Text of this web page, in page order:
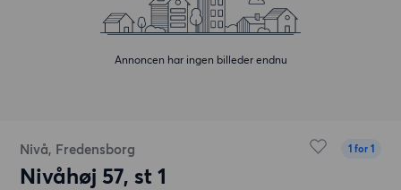
Annoncen har ingen billeder endnu
Nivå, Fredensborg 1 for 1
Nivåhøj 57, st 1